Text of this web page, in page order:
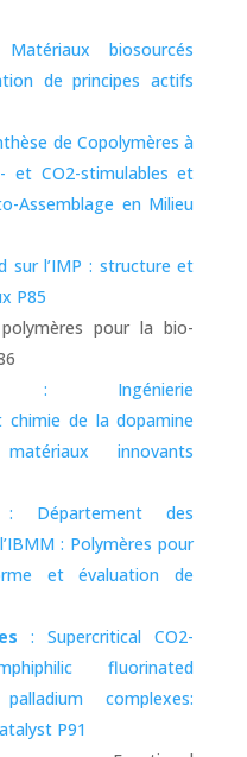
biosourcés
de principes actifs
de Copolymères à
et CO2-stimulables et
Assemblage en Milieu
sur l’IMP : structure et
P85
pour la bio-
Ingénierie
chimie de la dopamine
innovants
des
: Polymères pour
et évaluation de
: Supercritical CO2-
fluorinated
complexes:
P91